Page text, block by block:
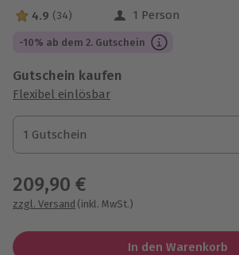
4.9 Sterne von 5 aus 34 Bewertungen
4.9 (34) 1 Person
-10% ab dem 2. Gutschein
Gutschein kaufen
Flexibel einlösbar
1 Gutschein
1 Gutschein
1 Gutschein
209,90 €
zzgl. Versand (inkl. MwSt.)
In den Warenkorb